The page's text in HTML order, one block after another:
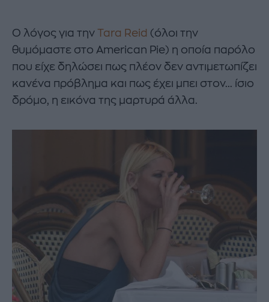
Ο λόγος για την Tara Reid (όλοι την
θυμόμαστε στο American Pie) η οποία παρόλο
που είχε δηλώσει πως πλέον δεν αντιμετωπίζει
κανένα πρόβλημα και πως έχει μπει στον... ίσιο
δρόμο, η εικόνα της μαρτυρά άλλα.